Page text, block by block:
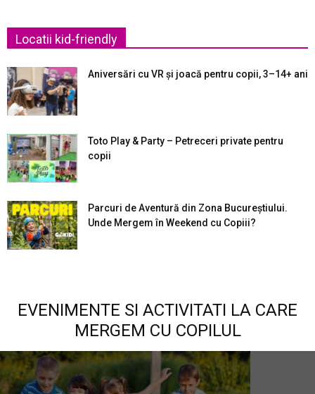
Locatii kid-friendly
Aniversări cu VR și joacă pentru copii, 3–14+ ani
Toto Play & Party – Petreceri private pentru
copii
Parcuri de Aventură din Zona Bucureştiului.
Unde Mergem în Weekend cu Copiii?
EVENIMENTE SI ACTIVITATI LA CARE
MERGEM CU COPILUL